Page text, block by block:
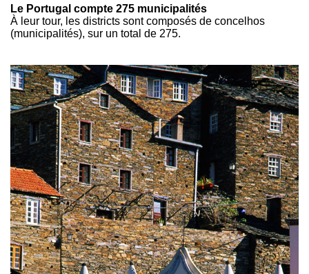
Le Portugal compte 275 municipalités
À leur tour, les districts sont composés de concelhos
(municipalités), sur un total de 275.